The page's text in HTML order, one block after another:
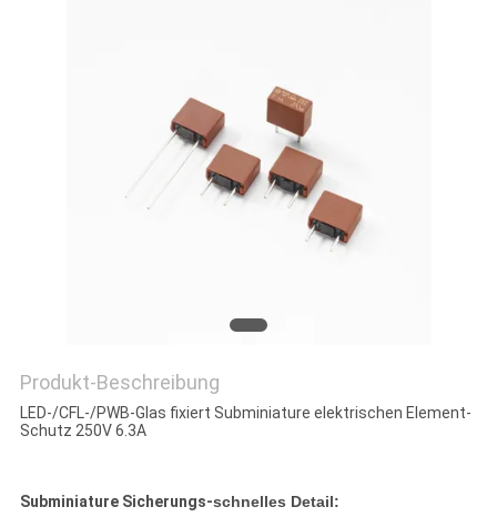
Produkt-Beschreibung
LED-/CFL-/PWB-Glas fixiert Subminiature elektrischen Element-
Schutz 250V 6.3A
Subminiature Sicherungs-schnelles Detail: